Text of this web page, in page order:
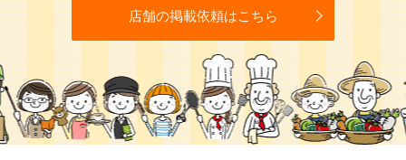
店舗の掲載依頼はこちら